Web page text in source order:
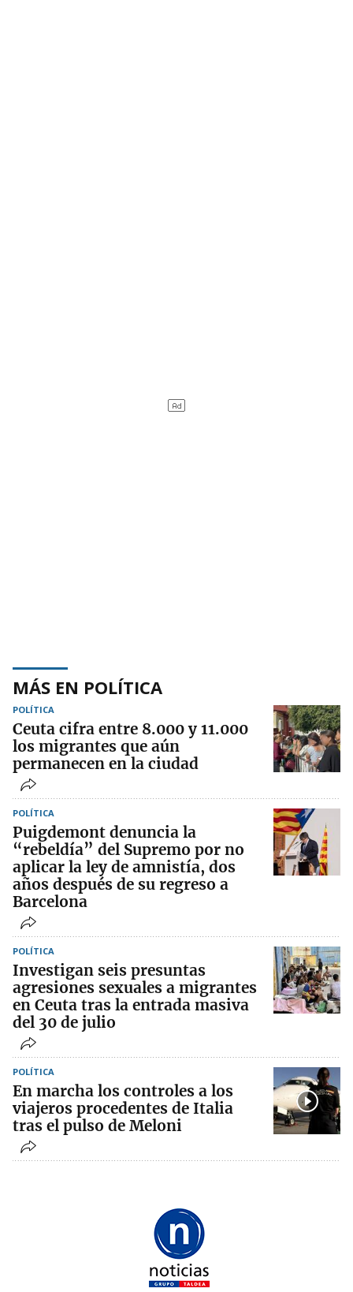
MÁS EN POLÍTICA
POLÍTICA
Ceuta cifra entre 8.000 y 11.000
los migrantes que aún
permanecen en la ciudad
POLÍTICA
Puigdemont denuncia la
“rebeldía” del Supremo por no
aplicar la ley de amnistía, dos
años después de su regreso a
Barcelona
POLÍTICA
Investigan seis presuntas
agresiones sexuales a migrantes
en Ceuta tras la entrada masiva
del 30 de julio
POLÍTICA
En marcha los controles a los
viajeros procedentes de Italia
tras el pulso de Meloni